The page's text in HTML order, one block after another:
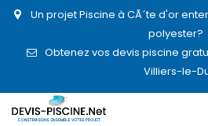
Un projet Piscine à CÃ´te d'or
polyester?
Obtenez vos devis piscine
Villiers-le-